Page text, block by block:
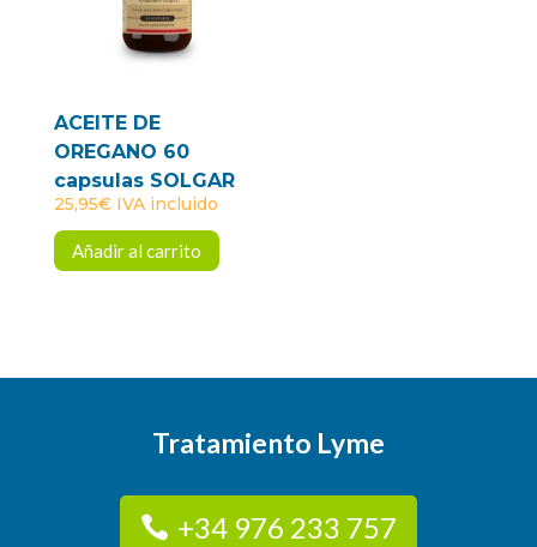
ACEITE DE
OREGANO 60
capsulas SOLGAR
25,95€ IVA incluido
Añadir al carrito
Tratamiento Lyme
+34 976 233 757